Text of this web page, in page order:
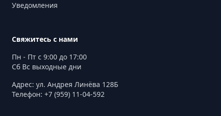
Уведомления
Свяжитесь с нами
Пн - Пт с 9:00 до 17:00
Сб Вс выходные дни
Адрес: ул. Андрея Линёва 128Б
Телефон: +7 (959) 11-04-592